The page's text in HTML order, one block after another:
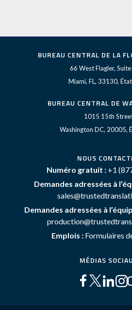
BUREAU CENTRAL DE LA
66 West Flagler,
Miami, FL, 33130,
BUREAU CENTRAL DE
1015 15th
Washington DC, 20005,
NOUS
Numéro gratuit : +1
Demandes adressées à
Demandes adressées à
Emplois : Formulaires
MÉDIAS